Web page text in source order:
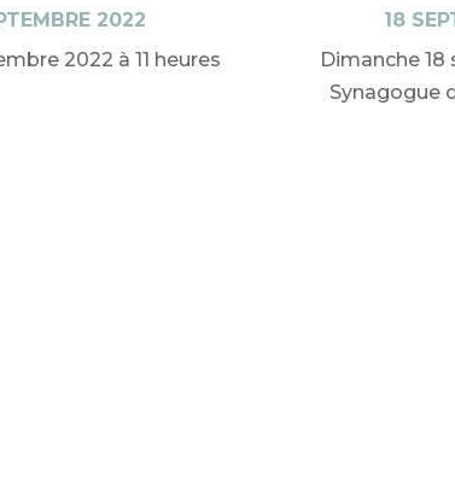
2022
2022 à 11 heures
18
Dimanche
Synagogue